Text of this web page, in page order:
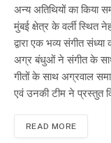
अन्य अतिथियों का किया
मुंबई क्षेत्र के वर्ली स्थित
द्वारा एक भव्य संगीत
अग्र बंधुओं ने संगीत के
गीतों के साथ अग्रवाल
एवं उनकी टीम ने प्रस्तुत
READ MORE